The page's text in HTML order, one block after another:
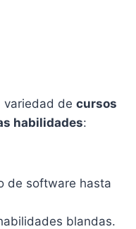
variedad de cursos
habilidades:
de software hasta
blandas.